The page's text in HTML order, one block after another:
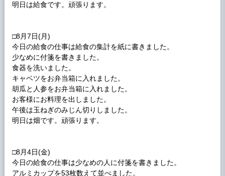
明日は給食です。頑張ります。
□8月7日(月)
今日の給食の仕事は給食の集計を紙に書きました。
少なめに付箋を書きました。
食器を洗いました。
キャベツをお弁当箱に入れました。
胡瓜と人参をお弁当箱に入れました。
お客様にお料理を出しました。
午後は玉ねぎのみじん切りしました。
明日は畑です。頑張ります。
□8月4日(金)
今日の給食の仕事は少なめの人に付箋を書きました。
アルミカップを53枚数えて並べました。